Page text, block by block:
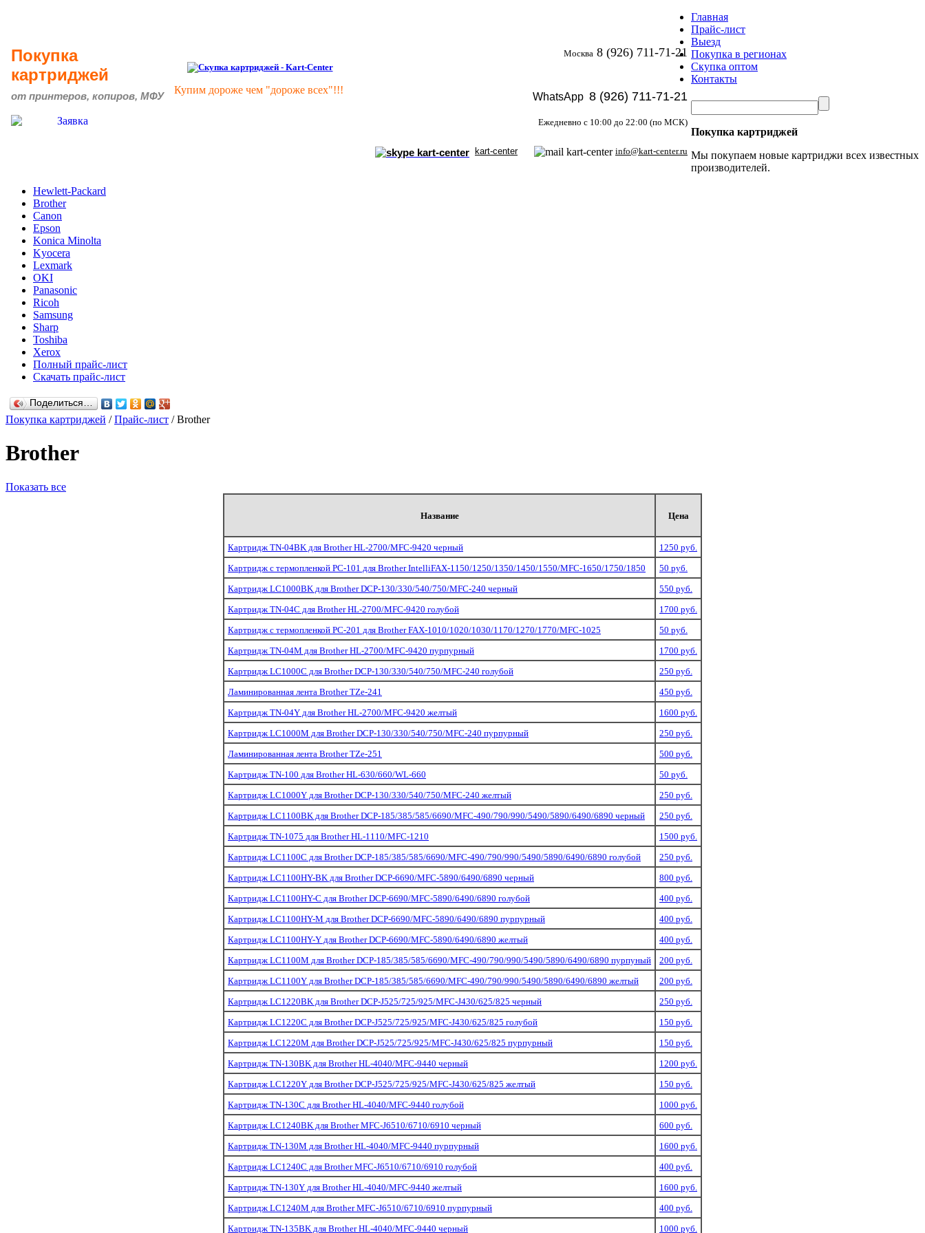
Покупка
картриджей
от принтеров, копиров, МФУ
Купим дороже чем "дороже всех"!!!
Москва 8 (926) 711-71-21
WhatsApp 8 (926) 711-71-21
Ежедневно с 10:00 до 22:00 (по МСК)
kart-center info@kart-center.ru
Главная
Прайс-лист
Выезд
Покупка в регионах
Скупка оптом
Контакты
Покупка картриджей
Мы покупаем новые картриджи всех известных
производителей.
Hewlett-Packard
Brother
Canon
Epson
Konica Minolta
Kyocera
Lexmark
OKI
Panasonic
Ricoh
Samsung
Sharp
Toshiba
Xerox
Полный прайс-лист
Скачать прайс-лист
Поделиться…
Покупка картриджей /Прайс-лист / Brother
Brother
Показать все
Название Цена
Картридж TN-04BK для Brother HL-2700/MFC-9420 черный
1250 руб.
Картридж с термопленкой PC-101 для Brother IntelliFAX-1150/1250/1350/1450/1550/MFC-1650/1750/1850
50 руб.
Картридж LC1000BK для Brother DCP-130/330/540/750/MFC-240 черный
550 руб.
Картридж TN-04C для Brother HL-2700/MFC-9420 голубой
1700 руб.
Картридж с термопленкой PC-201 для Brother FAX-1010/1020/1030/1170/1270/1770/MFC-1025
50 руб.
Картридж TN-04M для Brother HL-2700/MFC-9420 пурпурный
1700 руб.
Картридж LC1000C для Brother DCP-130/330/540/750/MFC-240 голубой
250 руб.
Ламинированная лента Brother TZe-241
450 руб.
Картридж TN-04Y для Brother HL-2700/MFC-9420 желтый
1600 руб.
Картридж LC1000M для Brother DCP-130/330/540/750/MFC-240 пурпурный
250 руб.
Ламинированная лента Brother TZe-251
500 руб.
Картридж TN-100 для Brother HL-630/660/WL-660
50 руб.
Картридж LC1000Y для Brother DCP-130/330/540/750/MFC-240 желтый
250 руб.
Картридж LC1100BK для Brother DCP-185/385/585/6690/MFC-490/790/990/5490/5890/6490/6890 черный
250 руб.
Картридж TN-1075 для Brother HL-1110/MFC-1210
1500 руб.
Картридж LC1100C для Brother DCP-185/385/585/6690/MFC-490/790/990/5490/5890/6490/6890 голубой
250 руб.
Картридж LC1100HY-BK для Brother DCP-6690/MFC-5890/6490/6890 черный
800 руб.
Картридж LC1100HY-C для Brother DCP-6690/MFC-5890/6490/6890 голубой
400 руб.
Картридж LC1100HY-M для Brother DCP-6690/MFC-5890/6490/6890 пурпурный
400 руб.
Картридж LC1100HY-Y для Brother DCP-6690/MFC-5890/6490/6890 желтый
400 руб.
Картридж LC1100M для Brother DCP-185/385/585/6690/MFC-490/790/990/5490/5890/6490/6890 пурпуный
200 руб.
Картридж LC1100Y для Brother DCP-185/385/585/6690/MFC-490/790/990/5490/5890/6490/6890 желтый
200 руб.
Картридж LC1220BK для Brother DCP-J525/725/925/MFC-J430/625/825 черный
250 руб.
Картридж LC1220C для Brother DCP-J525/725/925/MFC-J430/625/825 голубой
150 руб.
Картридж LC1220M для Brother DCP-J525/725/925/MFC-J430/625/825 пурпурный
150 руб.
Картридж TN-130BK для Brother HL-4040/MFC-9440 черный
1200 руб.
Картридж LC1220Y для Brother DCP-J525/725/925/MFC-J430/625/825 желтый
150 руб.
Картридж TN-130C для Brother HL-4040/MFC-9440 голубой
1000 руб.
Картридж LC1240BK для Brother MFC-J6510/6710/6910 черный
600 руб.
Картридж TN-130M для Brother HL-4040/MFC-9440 пурпурный
1600 руб.
Картридж LC1240C для Brother MFC-J6510/6710/6910 голубой
400 руб.
Картридж TN-130Y для Brother HL-4040/MFC-9440 желтый
1600 руб.
Картридж LC1240M для Brother MFC-J6510/6710/6910 пурпурный
400 руб.
Картридж TN-135BK для Brother HL-4040/MFC-9440 черный
1000 руб.